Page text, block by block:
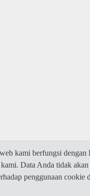
kami berfungsi dengan
Data Anda tidak akan
penggunaan cookie